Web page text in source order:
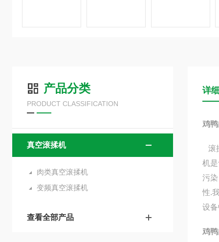
产品分类
PRODUCT CLASSIFICATION
真空滚揉机
肉类真空滚揉机
变频真空滚揉机
查看全部产品
详
鸡
滚
机
污
性.
设
鸡